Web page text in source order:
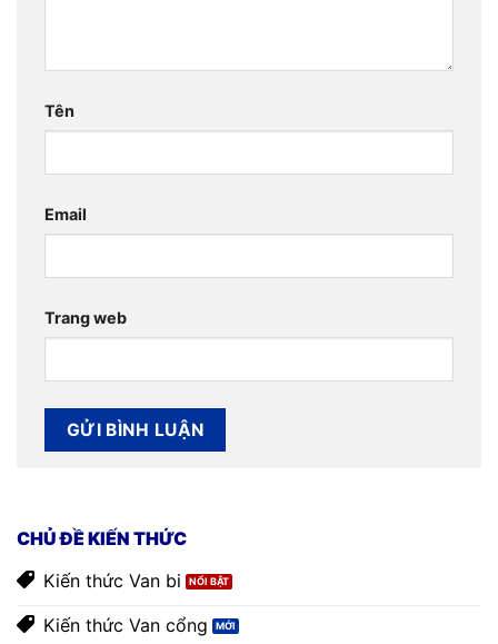
Tên
Email
Trang web
CHỦ ĐỀ KIẾN THỨC
Kiến thức Van bi
Kiến thức Van cổng